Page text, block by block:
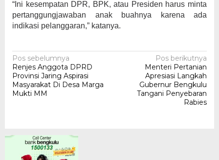
“Ini kesempatan DPR, BPK, atau Presiden harus minta
pertanggungjawaban anak buahnya karena ada
indikasi pelanggaran,” katanya.
Navigasi
pos
Pos sebelumnya
Renjes Anggota DPRD
Provinsi Jaring Aspirasi
Masyarakat Di Desa Marga
Mukti MM
Pos berikutnya
Menteri Pertanian
Apresiasi Langkah
Gubernur Bengkulu
Tangani Penyebaran
Rabies